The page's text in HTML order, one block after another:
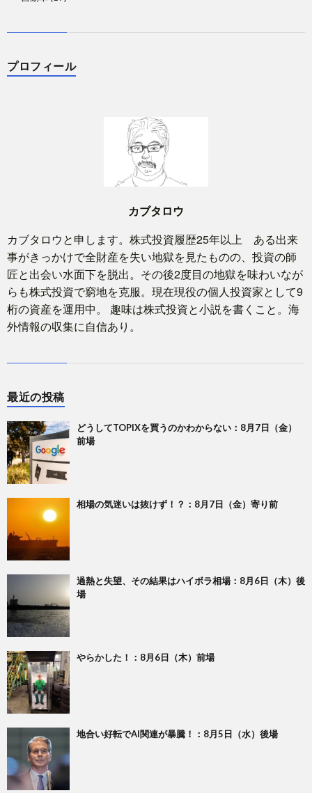
プロフィール
カブタロウ
カブタロウと申します。株式投資履歴25年以上 ある出来
事がきっかけで全財産を失い地獄を見たものの、投資の師
匠と出会い水面下を脱出。その後2度目の地獄を味わいなが
らも株式投資で窮地を克服。現在現役の個人投資家として9
桁の資産を運用中。 趣味は株式投資と小説を書くこと。海
外情報の収集に自信あり。
最近の投稿
どうしてTOPIXを買うのかわからない：8月7日（金）
前場
相場の気迷いは抜けず！？：8月7日（金）寄り前
過熱と失望、その結果はハイボラ相場：8月6日（木）後
場
やらかした！：8月6日（木）前場
地合い好転でAI関連が暴騰！：8月5日（水）後場